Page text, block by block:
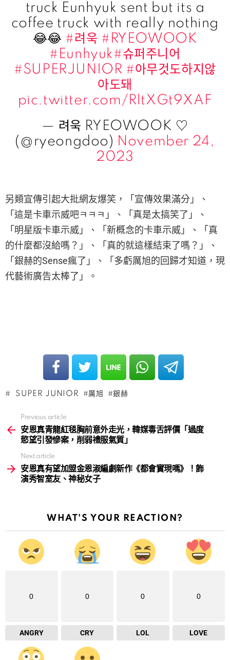
truck Eunhyuk sent but its a
coffee truck with really nothing
😂😂 #려욱 #RYEOWOOK
#Eunhyuk#슈퍼주니어
#SUPERJUNIOR #아무것도하지않
아도돼
pic.twitter.com/RltXGt9XAF
— 려욱 RYEOWOOK ♡
(@ryeongdoo) November 24,
2023
另類宣傳引起大批網友爆笑，「宣傳效果滿分」、
「這是卡車示威吧ㅋㅋㅋ」、「真是太搞笑了」、
「明星版卡車示威」、「新概念的卡車示威」、「真
的什麼都沒給嗎？」、「真的就這樣結束了嗎？」、
「銀赫的Sense瘋了」、「多虧厲旭的回歸才知道，現
代藝術廣告太棒了」。
SUPER JUNIOR 厲旭 銀赫
more
Previous article
安恩真青龍紅毯胸前意外走光，韓媒毒舌評價「過度
慾望引發慘案，削弱禮服氣質」
Next article
安恩真有望加盟金恩淑編劇新作《都會實現嗎》！飾
演秀智室友、神秘女子
WHAT'S YOUR REACTION?
0
ANGRY
0
CRY
0
LOL
0
LOVE